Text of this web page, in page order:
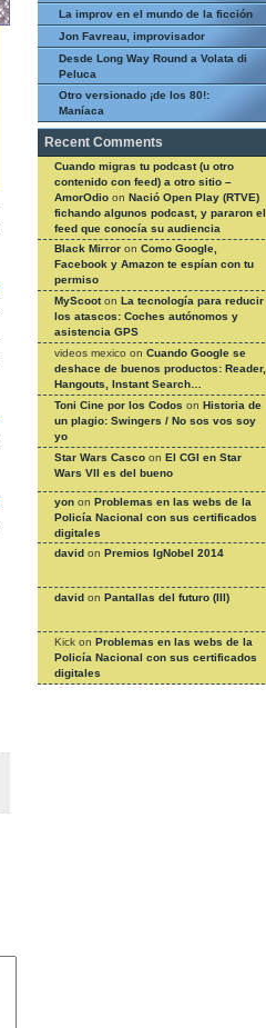
La improv en el mundo de la ficción
Jon Favreau, improvisador
Desde Long Way Round a Volata di
Peluca
Otro versionado ¡de los 80!:
Maníaca
Recent Comments
Cuando migras tu podcast (u otro
contenido con feed) a otro sitio –
AmorOdio on Nació Open Play (RTVE)
fichando algunos podcast, y pararon el
feed que conocía su audiencia
Black Mirror on Como Google,
Facebook y Amazon te espían con tu
permiso
MyScooton La tecnología para reducir
los atascos: Coches autónomos y
asistencia GPS
videos mexico on Cuando Google se
deshace de buenos productos: Reader,
Hangouts, Instant Search…
Toni Cine por los Codos on Historia de
un plagio: Swingers / No sos vos soy
yo
Star Wars Casco on El CGI en Star
Wars VII es del bueno
yon on Problemas en las webs de la
Policía Nacional con sus certificados
digitales
david on Premios IgNobel 2014
david on Pantallas del futuro (III)
Kick on Problemas en las webs de la
Policía Nacional con sus certificados
digitales